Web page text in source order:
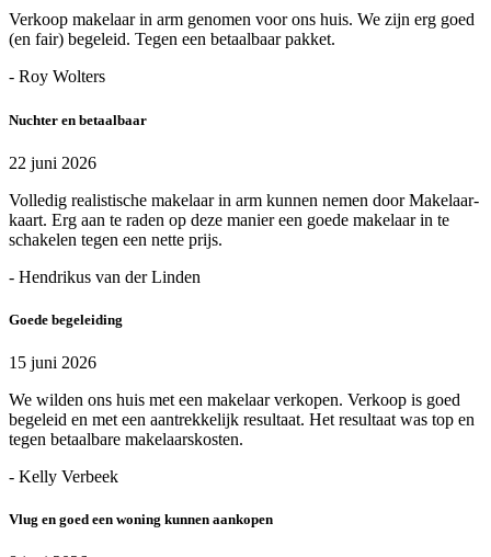
Verkoop makelaar in arm genomen voor ons huis. We zijn erg goed
(en fair) begeleid. Tegen een betaalbaar pakket.
- Roy Wolters
Nuchter en betaalbaar
22 juni 2026
Volledig realistische makelaar in arm kunnen nemen door Makelaar-
kaart. Erg aan te raden op deze manier een goede makelaar in te
schakelen tegen een nette prijs.
- Hendrikus van der Linden
Goede begeleiding
15 juni 2026
We wilden ons huis met een makelaar verkopen. Verkoop is goed
begeleid en met een aantrekkelijk resultaat. Het resultaat was top en
tegen betaalbare makelaarskosten.
- Kelly Verbeek
Vlug en goed een woning kunnen aankopen